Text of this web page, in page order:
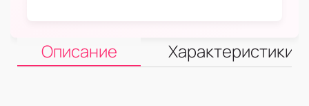
Описание Характеристики